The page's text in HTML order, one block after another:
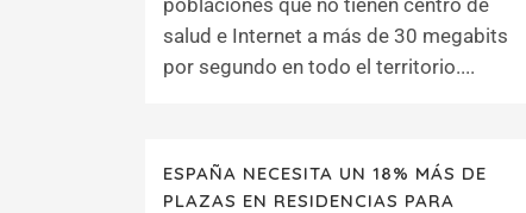
poblaciones que no tienen centro de
salud e Internet a más de 30 megabits
por segundo en todo el territorio....
ESPAÑA NECESITA UN 18% MÁS DE
PLAZAS EN RESIDENCIAS PARA